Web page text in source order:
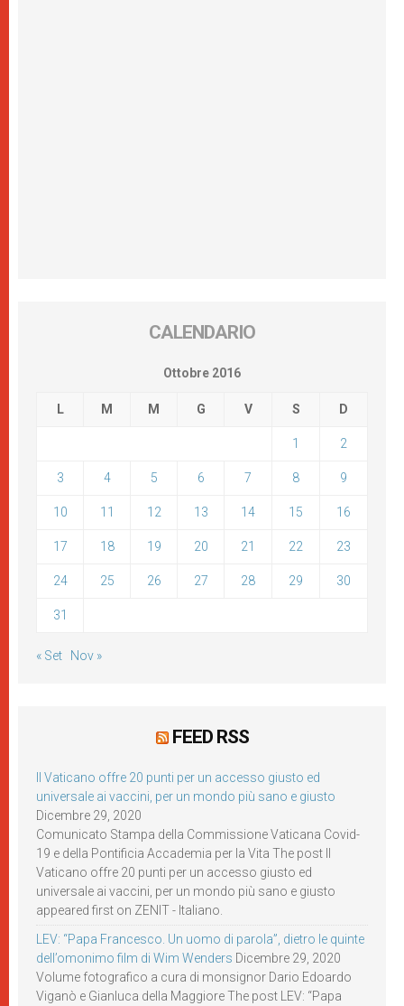
CALENDARIO
Ottobre 2016
L M M G V S D
1 2
3 4 5 6 7 8 9
10 11 12 13 14 15 16
17 18 19 20 21 22 23
24 25 26 27 28 29 30
31
« Set Nov »
FEED RSS
Il Vaticano offre 20 punti per un accesso giusto ed
universale ai vaccini, per un mondo più sano e giusto
Dicembre 29, 2020
Comunicato Stampa della Commissione Vaticana Covid-
19 e della Pontificia Accademia per la Vita The post Il
Vaticano offre 20 punti per un accesso giusto ed
universale ai vaccini, per un mondo più sano e giusto
appeared first on ZENIT - Italiano.
LEV: “Papa Francesco. Un uomo di parola”, dietro le quinte
dell’omonimo film di Wim Wenders Dicembre 29, 2020
Volume fotografico a cura di monsignor Dario Edoardo
Viganò e Gianluca della Maggiore The post LEV: “Papa